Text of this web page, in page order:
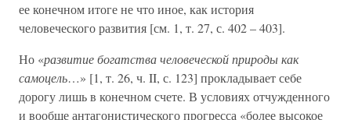
ее конечном итоге не что иное, как история
человеческого развития [см. 1, т. 27, с. 402 – 403].
Но «развитие богатства человеческой природы как
самоцель…» [1, т. 26, ч. II, с. 123] прокладывает себе
дорогу лишь в конечном счете. В условиях отчужденного
и вообще антагонистического прогресса «более высокое